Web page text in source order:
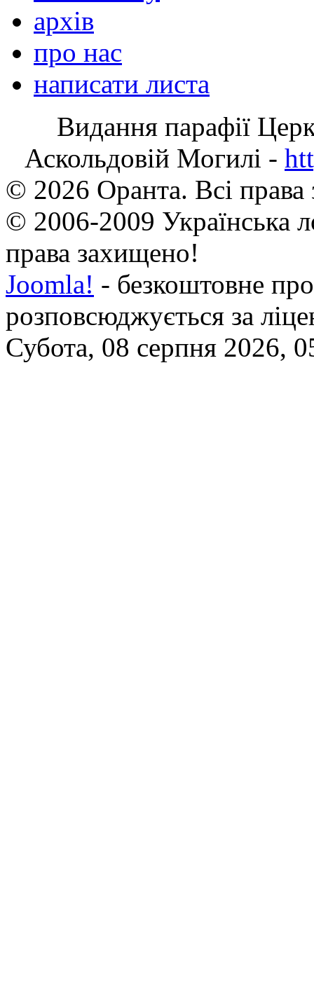
архів
про нас
написати листа
Видання парафії
Аскольдовій Могилі -
© 2026 Оранта. Всі
© 2006-2009 Українська
права захищено!
Joomla! - безкоштовне
розповсюджується за
Субота, 08 серпня 2026,